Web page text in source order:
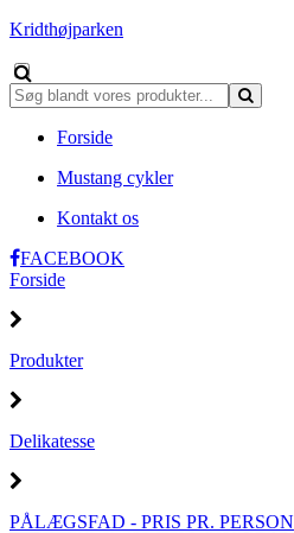
Kridthøjparken
Forside
Mustang cykler
Kontakt os
FACEBOOK
Forside
Produkter
Delikatesse
PÅLÆGSFAD - PRIS PR. PERSON